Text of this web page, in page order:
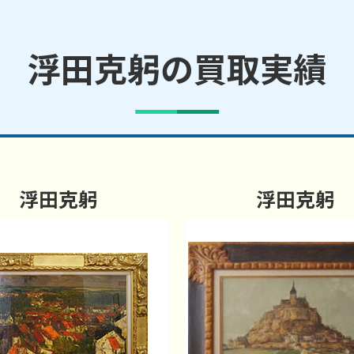
浮田克躬の買取実績
浮田克躬 浮田克躬